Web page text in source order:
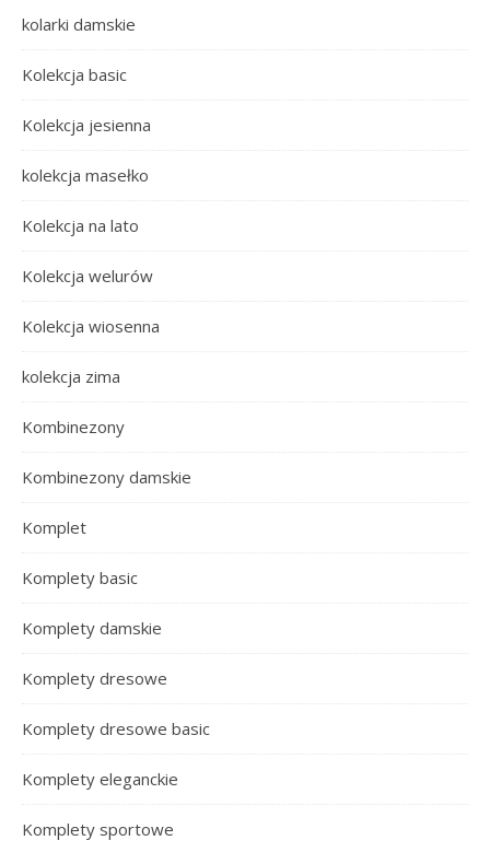
kolarki damskie
Kolekcja basic
Kolekcja jesienna
kolekcja masełko
Kolekcja na lato
Kolekcja welurów
Kolekcja wiosenna
kolekcja zima
Kombinezony
Kombinezony damskie
Komplet
Komplety basic
Komplety damskie
Komplety dresowe
Komplety dresowe basic
Komplety eleganckie
Komplety sportowe